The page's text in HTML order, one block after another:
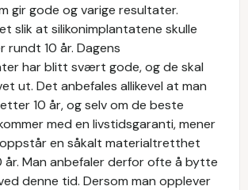
gir gode og varige resultater.
slik at silikonimplantatene skulle
10 år. Dagens
har blitt svært gode, og de skal
ut. Det anbefales allikevel at man
10 år, og selv om de beste
med en livstidsgaranti, mener
en såkalt materialtretthet
Man anbefaler derfor ofte å bytte
denne tid. Dersom man opplever